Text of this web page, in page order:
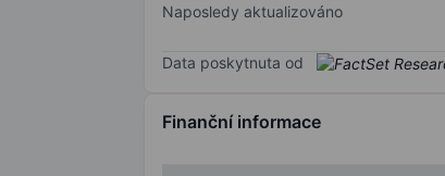
Naposledy aktualizováno
Data poskytnuta od
Finanční informace